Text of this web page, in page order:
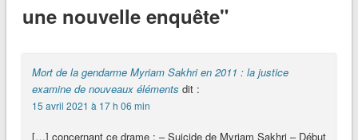
une nouvelle enquête"
Mort de la gendarme Myriam Sakhri en 2011 : la justice
examine de nouveaux éléments dit :
15 avril 2021 à 17 h 06 min
[…] concernant ce drame : – Suicide de Myriam Sakhri – Début